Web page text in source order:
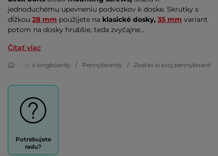
jednoduchému upevneniu podvozkov k doske. Skrutky s
dĺžkou 28 mm použijete na klasické dosky, 35 mm variant
potom na dosky hrubšie, teda zvyčajne...
Čítať viac
a longboardy Pennyboardy Zostav si svoj pennyboard
Potrebujete
radu?